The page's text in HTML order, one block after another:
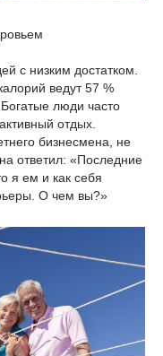
с низким достатком.
ведут 57 %
люди часто
отдых.
бизнесмена, не
ответил: «Последние
я ем и как себя
О чем вы?»